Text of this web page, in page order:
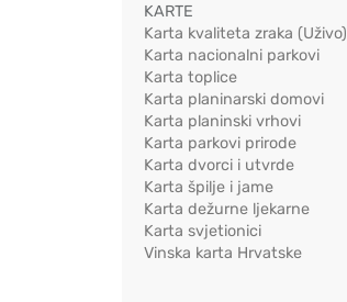
KARTE
Karta kvaliteta zraka (Uživo)
Karta nacionalni parkovi
Karta toplice
Karta planinarski domovi
Karta planinski vrhovi
Karta parkovi prirode
Karta dvorci i utvrde
Karta špilje i jame
Karta dežurne ljekarne
Karta svjetionici
Vinska karta Hrvatske